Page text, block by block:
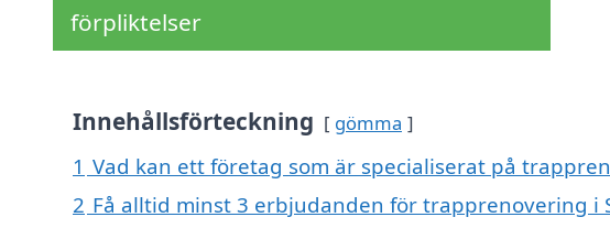
förpliktelser
Innehållsförteckning gömma
1 Vad kan ett företag som är specialiserat på
2 Få alltid minst 3 erbjudanden för trapprenovering i